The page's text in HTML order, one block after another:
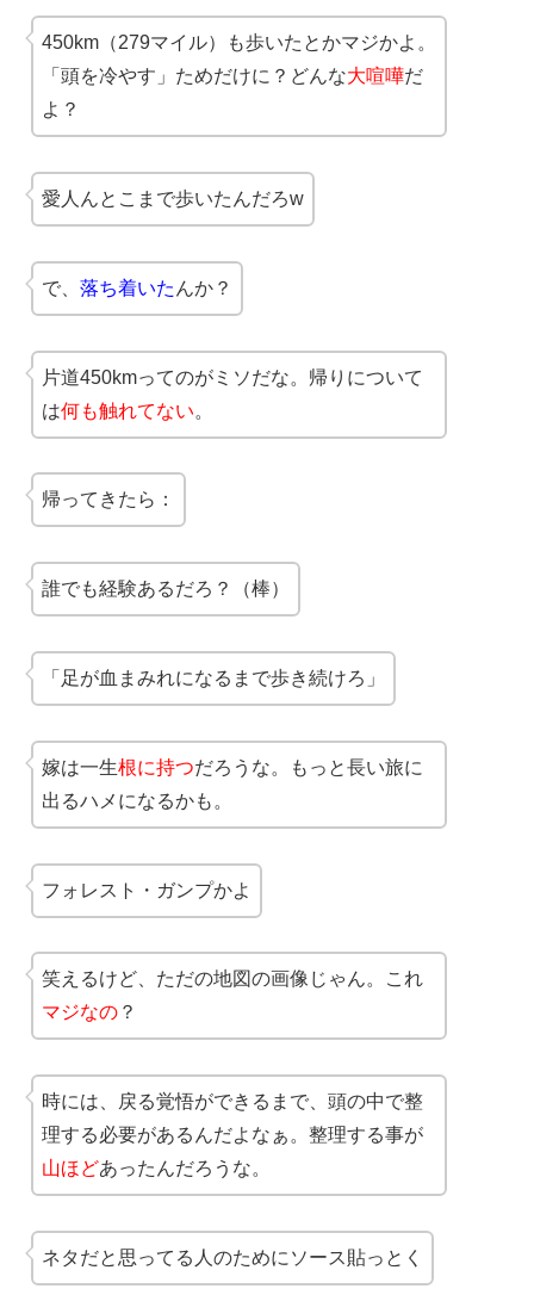
450km（279マイル）も歩いたとかマジかよ。
「頭を冷やす」ためだけに？どんな大喧嘩だ
よ？
愛人んとこまで歩いたんだろw
で、 落ち着いた んか？
片道450kmってのがミソだな。帰りについて
は何も触れてない。
帰ってきたら：
誰でも経験あるだろ？（棒）
「足が血まみれになるまで歩き続けろ」
嫁は一生根に持つだろうな。もっと長い旅に
出るハメになるかも。
フォレスト・ガンプかよ
笑えるけど、ただの地図の画像じゃん。これ
マジなの ？
時には、戻る覚悟ができるまで、頭の中で整
理する必要があるんだよなぁ。整理する事が
山ほどあったんだろうな。
ネタだと思ってる人のためにソース貼っとく